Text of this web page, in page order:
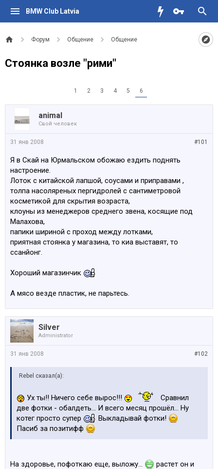
BMW Club Latvia
Форум Общение Общение
Стоянка возле "рими"
1 2 3 4 5 6
animal
Свой человек
#101
31 янв 2008
Я в Скай на Юрмальском обожаю ездить поднять
настроение.
Лоток с китайской лапшой, соусами и приправами ,
толпа насоляреных пергидролей с сантиметровой
косметикой для скрытия возраста,
клоуны из менеджеров среднего звена, косящие под
Малахова,
папики шириной с проход между лотками,
приятная стоянка у магазина, то киа выставят, то
ссанйонг.
Хороший магазинчик
А мясо везде пластик, не парьтесь.
Silver
Administrator
#102
31 янв 2008
Rebel сказал(а):
Ух ты!! Ничего себе вырос!!!
Сравнил
две фотки - обалдеть... И всего месяц прошёл... Ну
котег просто супер
Выкладывай фотки!
Пасиб за позитифф
На здоровье, пофоткаю еще, выложу...
растет он и